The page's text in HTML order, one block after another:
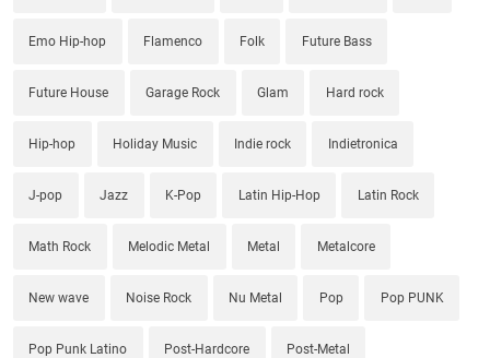
Emo Hip-hop Flamenco Folk Future Bass
Future House Garage Rock Glam Hard rock
Hip-hop Holiday Music Indie rock Indietronica
J-pop Jazz K-Pop Latin Hip-Hop Latin Rock
Math Rock Melodic Metal Metal Metalcore
New wave Noise Rock Nu Metal Pop Pop PUNK
Pop Punk Latino Post-Hardcore Post-Metal